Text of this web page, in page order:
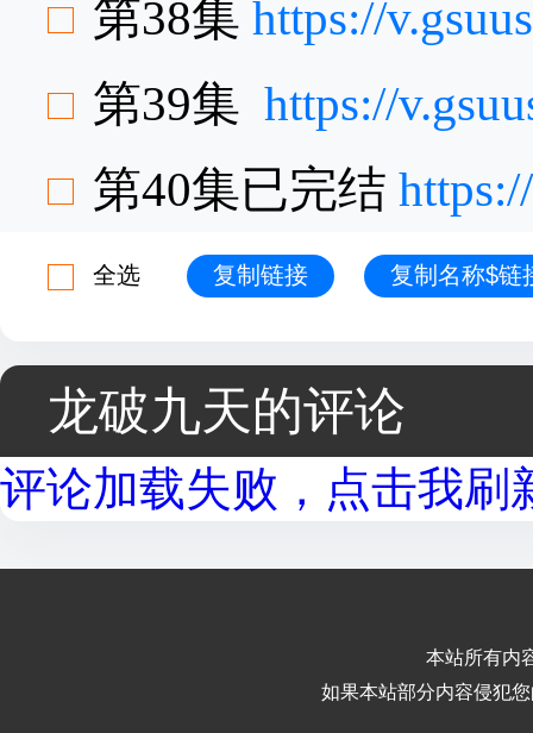
第38集 https://
第39集 https://
第40集已完结
全选 复制链接 复制名称$链
龙破九天的评论
评论加载失败，点击我刷
本站所有内
如果本站部分内容侵犯